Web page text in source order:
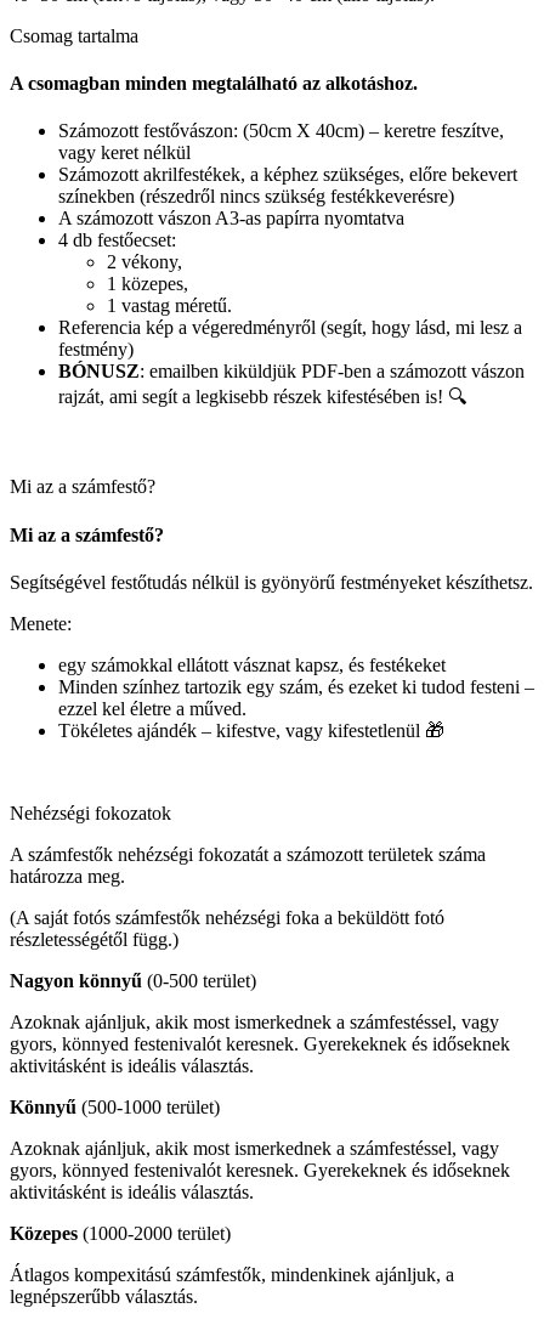
Csomag tartalma
A csomagban minden megtalálható az alkotáshoz.
Számozott festővászon: (50cm X 40cm) – keretre feszítve,
vagy keret nélkül
Számozott akrilfestékek, a képhez szükséges, előre bekevert
színekben (részedről nincs szükség festékkeverésre)
A számozott vászon A3-as papírra nyomtatva
4 db festőecset:
2 vékony,
1 közepes,
1 vastag méretű.
Referencia kép a végeredményről (segít, hogy lásd, mi lesz a
festmény)
BÓNUSZ: emailben kiküldjük PDF-ben a számozott vászon
rajzát, ami segít a legkisebb részek kifestésében is! 🔍
Mi az a számfestő?
Mi az a számfestő?
Segítségével festőtudás nélkül is gyönyörű festményeket készíthetsz.
Menete:
egy számokkal ellátott vásznat kapsz, és festékeket
Minden színhez tartozik egy szám, és ezeket ki tudod festeni –
ezzel kel életre a műved.
Tökéletes ajándék – kifestve, vagy kifestetlenül 🎁
Nehézségi fokozatok
A számfestők nehézségi fokozatát a számozott területek száma
határozza meg.
(A saját fotós számfestők nehézségi foka a beküldött fotó
részletességétől függ.)
Nagyon könnyű (0-500 terület)
Azoknak ajánljuk, akik most ismerkednek a számfestéssel, vagy
gyors, könnyed festenivalót keresnek. Gyerekeknek és időseknek
aktivitásként is ideális választás.
Könnyű (500-1000 terület)
Azoknak ajánljuk, akik most ismerkednek a számfestéssel, vagy
gyors, könnyed festenivalót keresnek. Gyerekeknek és időseknek
aktivitásként is ideális választás.
Közepes (1000-2000 terület)
Átlagos kompexitású számfestők, mindenkinek ajánljuk, a
legnépszerűbb választás.